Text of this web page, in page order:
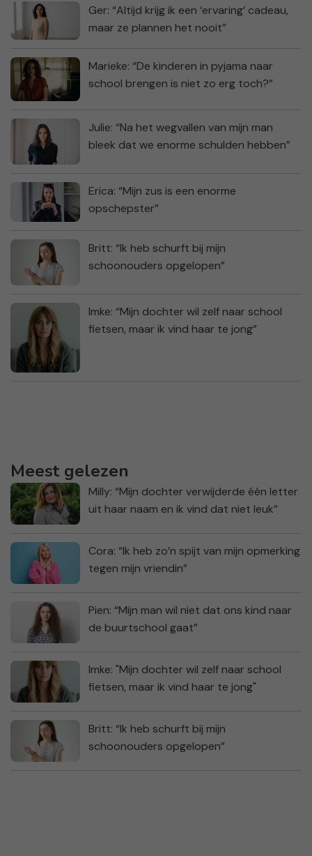
Ger: “Altijd krijg ik een ‘ervaring’ cadeau,
maar ze plannen het nooit”
Marieke: “De kinderen in pyjama naar
school brengen is niet zo erg toch?”
Julie: “Na het wegvallen van mijn man
bleek dat we enorme schulden hebben”
Erica: “Mijn zus is een enorme
opschepster”
Britt: “Ik heb schurft bij mijn
schoonouders opgelopen”
Imke: “Mijn dochter wil zelf naar school
fietsen, maar ik vind haar te jong”
Meest gelezen
Milly: “Mijn dochter verwijderde één letter
uit haar naam en ik vind dat niet leuk”
Cora: “Ik heb zo’n spijt van mijn opmerking
tegen mijn vriendin”
Pien: “Mijn man wil niet dat ons kind naar
de buurtschool gaat”
Imke: "Mijn dochter wil zelf naar school
fietsen, maar ik vind haar te jong"
Britt: “Ik heb schurft bij mijn
schoonouders opgelopen”